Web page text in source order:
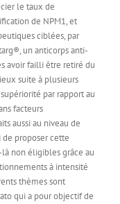
le taux de
de NPM1, et
ciblées, par
un anticorps anti-
avoir failli être retiré du
suite à plusieurs
par rapport au
facteurs
aussi au niveau de
proposer cette
non éligibles grâce au
à intensité
thèmes sont
qui a pour objectif de